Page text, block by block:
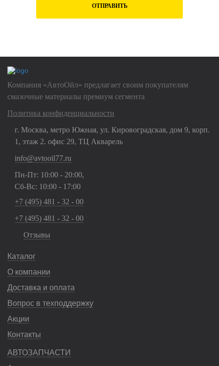
ОТПРАВИТЬ
Компания «АвтоОйл» предлагает своим покупателям
смазочные материалы премиум сегмента
Политика конфиденциальности
г. Москва, метро Южная, ул. Кировоградская, дом 9, корп.
1, этаж 2. офис 29, ТЦ Акварель
info@avtooil77.ru
Пн-Пт: 10:00 - 20:00,
Сб-Вс: 10:00 - 17:00
+7 (495) 481 - 32 - 00
+7 (495) 481 - 32 - 00
Отзывы
Каталог
О компании
Доставка и оплата
Вопрос в техподдержку
Акции
Контакты
АВТОЗАПЧАСТИ